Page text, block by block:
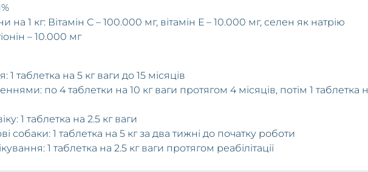
на 1 кг: Вітамін С – 100.000 мг, вітамін Е – 10.000 мг, селен як натрію
– 10.000 мг
1 таблетка на 5 кг ваги до 15 місяців
по 4 таблетки на 10 кг ваги протягом 4 місяців, потім 1 таблетка
1 таблетка на 2.5 кг ваги
собаки: 1 таблетка на 5 кг за два тижні до початку роботи
1 таблетка на 2.5 кг ваги протягом реабілітації